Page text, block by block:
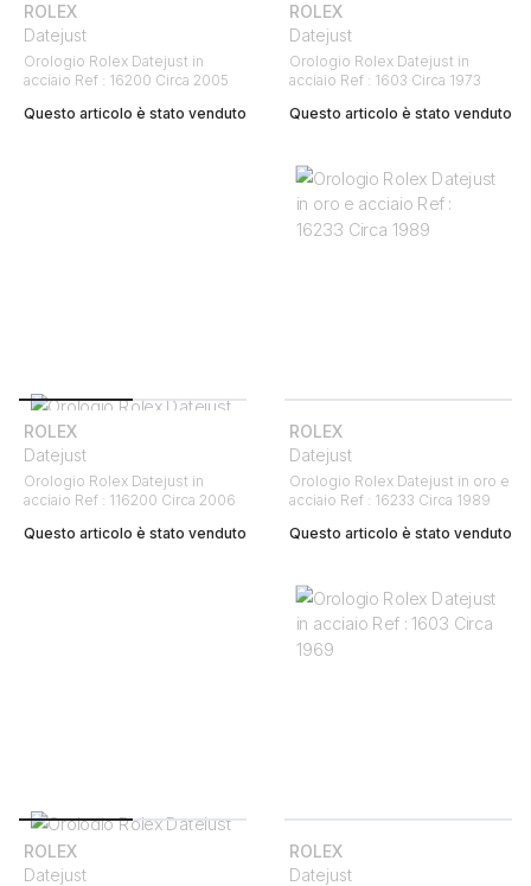
ROLEX
Datejust
Orologio Rolex Datejust in
acciaio Ref : 16200 Circa 2005
Questo articolo è stato venduto
ROLEX
Datejust
Orologio Rolex Datejust in
acciaio Ref : 1603 Circa 1973
Questo articolo è stato venduto
ROLEX
Datejust
Orologio Rolex Datejust in
acciaio Ref : 116200 Circa 2006
Questo articolo è stato venduto
ROLEX
Datejust
Orologio Rolex Datejust in oro e
acciaio Ref : 16233 Circa 1989
Questo articolo è stato venduto
ROLEX
Datejust
ROLEX
Datejust